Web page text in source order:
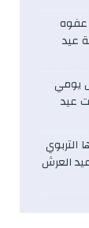
عفوه
عيد
يومي
عيد
التربوي
العرش